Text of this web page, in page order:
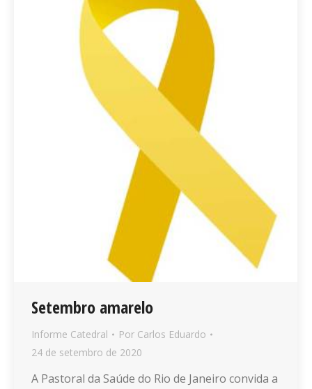
Setembro amarelo
Informe Catedral Por Carlos Eduardo
24 de setembro de 2020
A Pastoral da Saúde do Rio de Janeiro convida a